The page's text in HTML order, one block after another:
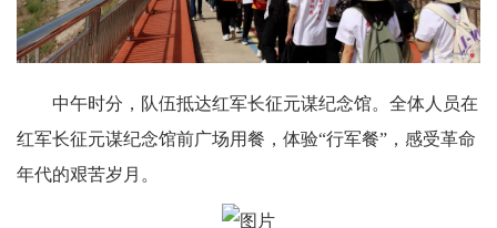
中午时分，队伍抵达红军长征元谋纪念馆。全体人员在
红军长征元谋纪念馆前广场用餐，体验“行军餐”，感受革命
年代的艰苦岁月。